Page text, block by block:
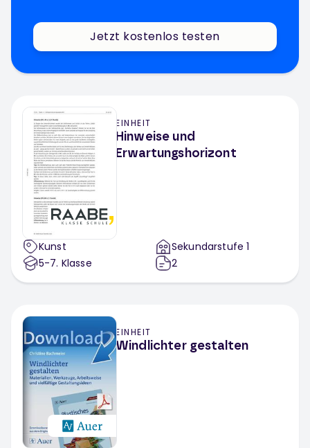
Jetzt kostenlos testen
EINHEIT
Hinweise und
Erwartungshorizont
Kunst
5-7. Klasse
Sekundarstufe 1
2
EINHEIT
Windlichter gestalten